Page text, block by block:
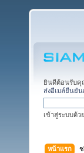
ยินดีต้อนรับคุ
ส่งอีเมล์ยืนยัน
เข้าสู่ระบบด้
หน้าแรก